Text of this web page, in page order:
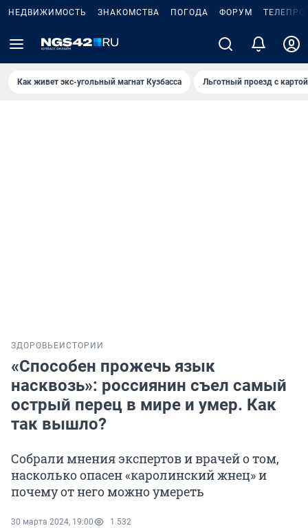
НЕДВИЖИМОСТЬ ЗНАКОМСТВА ПОГОДА ФОРУМ
Как живет экс-угольный магнат Кузбасса Льготный проезд с
ЗДОРОВЬЕ ИСТОРИИ
«Способен прожечь язык
насквозь»: россиянин съел самый
острый перец в мире и умер. Как
так вышло?
Собрали мнения экспертов и врачей о том,
насколько опасен «каролинский жнец» и
почему от него можно умереть
30 марта 2024, 19:00 1 532